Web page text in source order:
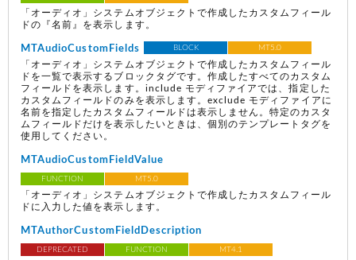
「オーディオ」システムオブジェクトで作成したカスタムフィール
ドの『名前』を表示します。
MTAudioCustomFields BLOCK MT5.0
「オーディオ」システムオブジェクトで作成したカスタムフィール
ドを一覧で表示するブロックタグです。作成したすべてのカスタム
フィールドを表示します。include モディファイアでは、指定した
カスタムフィールドのみを表示します。exclude モディファイアに
名前を指定したカスタムフィールドは表示しません。特定のカスタ
ムフィールドだけを表示したいときは、個別のテンプレートタグを
使用してください。
MTAudioCustomFieldValue
FUNCTION MT5.0
「オーディオ」システムオブジェクトで作成したカスタムフィール
ドに入力した値を表示します。
MTAuthorCustomFieldDescription
DEPRECATED FUNCTION MT4.1